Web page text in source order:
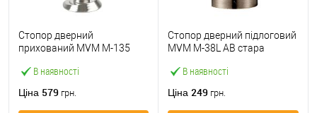
В наявності
Стопор дверний
прихований MVM M-135
нікель
Ціна 579 грн.
В наявності
Стопор дверний підлоговий
MVM M-38L AB стара
Ціна 249 грн.